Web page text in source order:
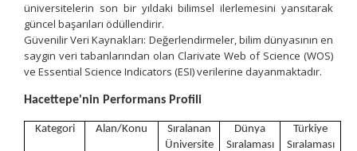
üniversitelerin son bir yıldaki bilimsel ilerlemesini yansıtarak
güncel başarıları ödüllendirir.
Güvenilir Veri Kaynakları: Değerlendirmeler, bilim dünyasının en
saygın veri tabanlarından olan Clarivate Web of Science (WOS)
ve Essential Science Indicators (ESI) verilerine dayanmaktadır.
Hacettepe'nin Performans Profili
Kategori Alan/Konu
Sıralanan
Üniversite
Dünya
Sıralaması
Türkiye
Sıralaması